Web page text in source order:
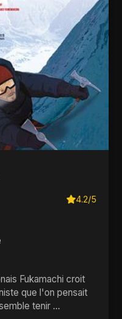
4.2/5
Fukamachi croit
que l'on pensait
tenir ...